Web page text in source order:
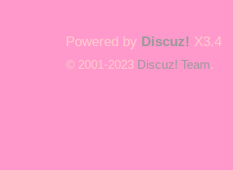
Powered by Discuz! X3.4
© 2001-2023 Discuz! Team.